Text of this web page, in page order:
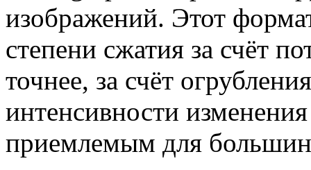
изображений. Этот
степени сжатия за счёт
точнее, за счёт
интенсивности
приемлемым для